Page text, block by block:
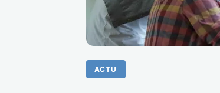
ACTU